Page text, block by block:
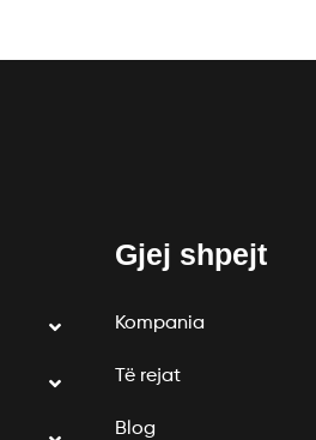
Gjej shpejt
Kompania
Të rejat
Blog